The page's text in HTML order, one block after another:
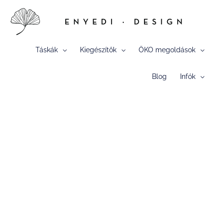
Táskák Kiegészítők ÖKO megoldások
Blog Infók